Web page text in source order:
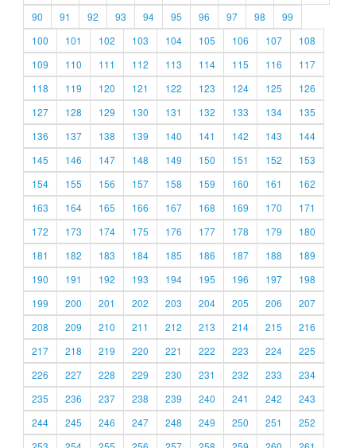
90
91 92 93 94 95 96 97 98
99
100
101 102 103 104 105 106 107
108
109
110 111 112 113 114 115 116
117
118
119 120 121 122 123 124 125
126
127
128 129 130 131 132 133 134
135
136
137 138 139 140 141 142 143
144
145
146 147 148 149 150 151 152
153
154
155 156 157 158 159 160 161
162
163
164 165 166 167 168 169 170
171
172
173 174 175 176 177 178 179
180
181
182 183 184 185 186 187 188
189
190
191 192 193 194 195 196 197
198
199
200 201 202 203 204 205 206
207
208
209 210 211 212 213 214 215
216
217
218 219 220 221 222 223 224
225
226
227 228 229 230 231 232 233
234
235
236 237 238 239 240 241 242
243
244
245 246 247 248 249 250 251
252